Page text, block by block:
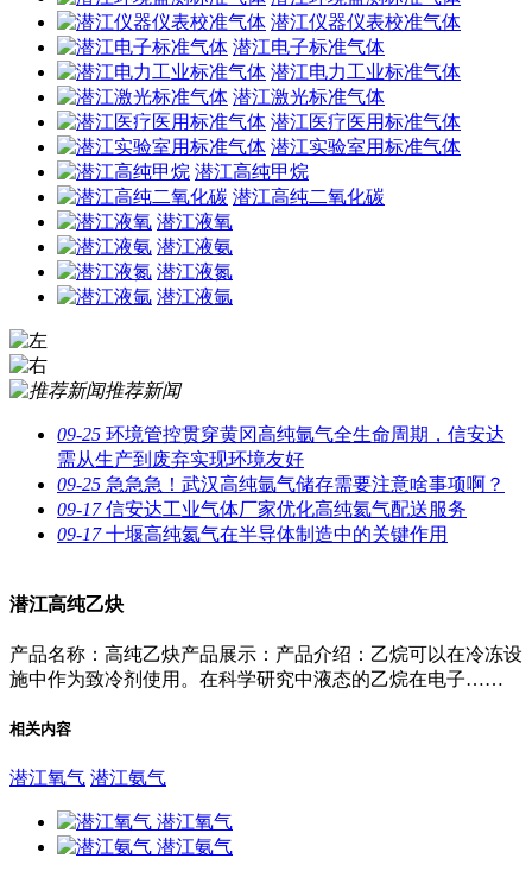
潜江仪器仪表校准气体
潜江电子标准气体
潜江电力工业标准气体
潜江激光标准气体
潜江医疗医用标准气体
潜江实验室用标准气体
潜江高纯甲烷
潜江高纯二氧化碳
潜江液氧
潜江液氨
潜江液氮
潜江液氩
推荐新闻
09-25 环境管控贯穿黄冈高纯氩气全生命周期，信安达
需从生产到废弃实现环境友好
09-25 急急急！武汉高纯氩气储存需要注意啥事项啊？
09-17信安达工业气体厂家优化高纯氦气配送服务
09-17十堰高纯氦气在半导体制造中的关键作用
潜江高纯乙炔
产品名称：高纯乙炔产品展示：产品介绍：乙烷可以在冷冻设
施中作为致冷剂使用。在科学研究中液态的乙烷在电子……
相关内容
潜江氧气 潜江氨气
潜江氧气
潜江氨气